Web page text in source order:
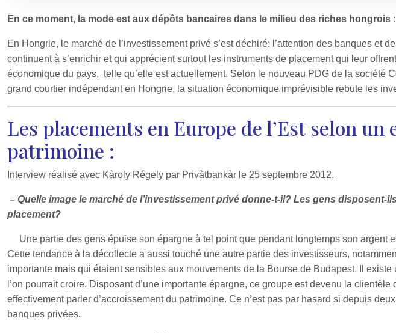
En ce moment, la mode est aux dépôts bancaires dans le milieu des riches hongrois :
En Hongrie, le marché de l’investissement privé s’est déchiré: l’attention des banques et
continuent à s’enrichir et qui apprécient surtout les instruments de placement qui leur
économique du pays, telle qu’elle est actuellement. Selon le nouveau PDG de la société
grand courtier indépendant en Hongrie, la situation économique imprévisible rebute les
Les placements en Europe de l’Est selon
patrimoine :
Interview réalisé avec Kàroly Régely par Privàtbankàr le 25 septembre 2012.
– Quelle image le marché de l’investissement privé donne-t-il? Les gens disposent-
placement?
Une partie des gens épuise son épargne à tel point que pendant longtemps son argent
Cette tendance à la décollecte a aussi touché une autre partie des investisseurs,
importante mais qui étaient sensibles aux mouvements de la Bourse de Budapest. Il
l’on pourrait croire. Disposant d’une importante épargne, ce groupe est devenu la
effectivement parler d’accroissement du patrimoine. Ce n’est pas par hasard si depuis
banques privées.